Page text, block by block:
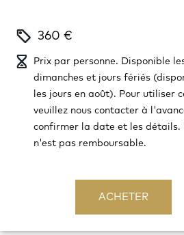
360 €
Prix par personne. Disponible
dimanches et jours fériés
les jours en août). Pour utiliser
veuillez nous contacter à
confirmer la date et les détails.
n'est pas remboursable.
ACHETER